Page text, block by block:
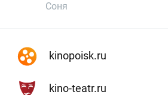
Соня
kinopoisk.ru
kino-teatr.ru